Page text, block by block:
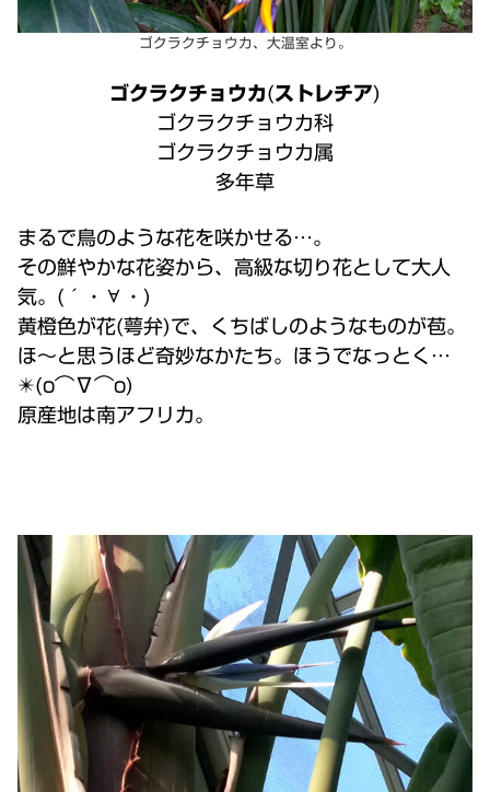
ゴクラクチョウカ、大温室より。
ゴクラクチョウカ(ストレチア)
ゴクラクチョウカ科
ゴクラクチョウカ属
多年草
まるで鳥のような花を咲かせる…。
その鮮やかな花姿から、高級な切り花として大人
気。(´・∀・)
黄橙色が花(萼弁)で、くちばしのようなものが苞。
ほ～と思うほど奇妙なかたち。ほうでなっとく…
✴️(o⌒∇⌒o)
原産地は南アフリカ。